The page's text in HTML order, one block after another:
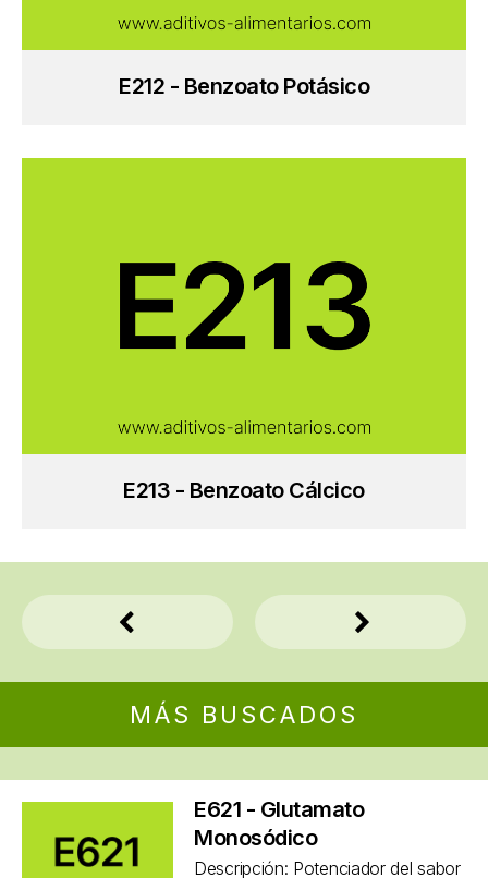
E212 - Benzoato Potásico
E213 - Benzoato Cálcico
MÁS BUSCADOS
E621 - Glutamato
Monosódico
Descripción: Potenciador del sabor